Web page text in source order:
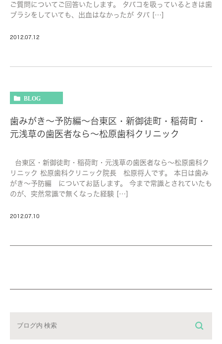
ご質問についてご回答いたします。 タバコを吸っているときは歯
ブラシをしていても、出血はなかったが タバ […]
2012.07.12
BLOG
歯みがき～予防編～台東区・新御徒町・稲荷町・
元浅草の歯医者なら～松原歯科クリニック
台東区・新御徒町・稲荷町・元浅草の歯医者なら～松原歯科ク
リニック 松原歯科クリニック院長 松原将人です。 本日は歯み
がき～予防編 についてお話します。 今まで常識とされていたも
のが、突然常識で無くなった経験 […]
2012.07.10